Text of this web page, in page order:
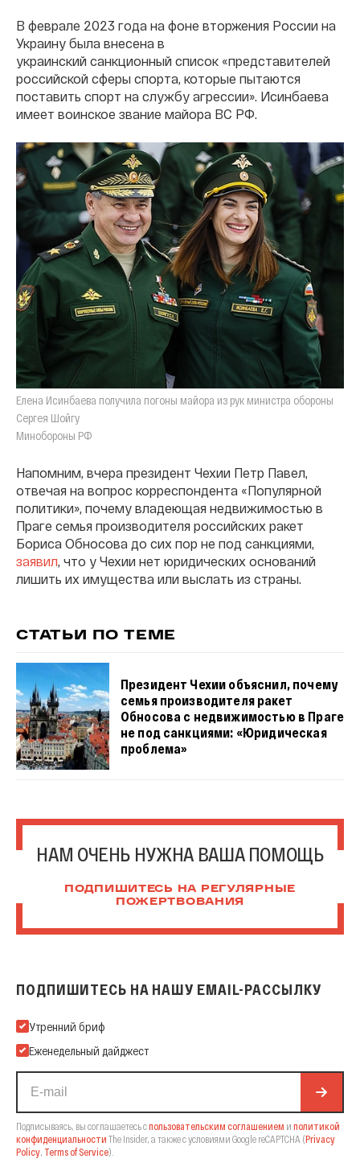
В феврале 2023 года на фоне вторжения России на
Украину была внесена в
украинский санкционный список «представителей
российской сферы спорта, которые пытаются
поставить спорт на службу агрессии». Исинбаева
имеет воинское звание майора ВС РФ.
Елена Исинбаева получила погоны майора из рук министра обороны
Сергея Шойгу
Минобороны РФ
Напомним, вчера президент Чехии Петр Павел,
отвечая на вопрос корреспондента «Популярной
политики», почему владеющая недвижимостью в
Праге семья производителя российских ракет
Бориса Обносова до сих пор не под санкциями,
заявил, что у Чехии нет юридических оснований
лишить их имущества или выслать из страны.
СТАТЬИ ПО ТЕМЕ
Президент Чехии объяснил, почему
семья производителя ракет
Обносова с недвижимостью в Праге
не под санкциями: «Юридическая
проблема»
НАМ ОЧЕНЬ НУЖНА ВАША ПОМОЩЬ
ПОДПИШИТЕСЬ НА РЕГУЛЯРНЫЕ
ПОЖЕРТВОВАНИЯ
ПОДПИШИТЕСЬ НА НАШУ EMAIL-РАССЫЛКУ
Подпишитесь на нашу Email-рассылку
Утренний бриф
Еженедельный дайджест
Подписываясь, вы соглашаетесь спользовательским соглашением и политикой
конфиденциальности The Insider, а также с условиями Google reCAPTCHA (Privacy
Policy, Terms of Service).